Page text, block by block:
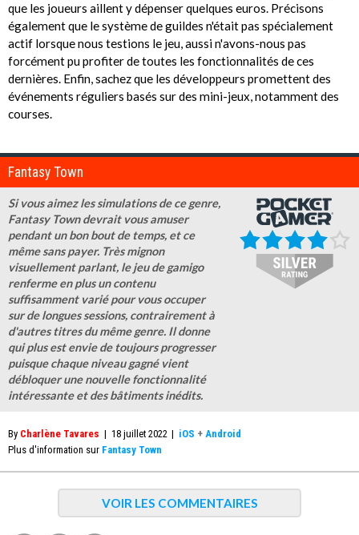
que les joueurs aillent y dépenser quelques euros. Précisons
également que le système de guildes n'était pas spécialement
actif lorsque nous testions le jeu, aussi n'avons-nous pas
forcément pu profiter de toutes les fonctionnalités de ces
dernières. Enfin, sachez que les développeurs promettent des
événements réguliers basés sur des mini-jeux, notamment des
courses.
Fantasy Town
Si vous aimez les simulations de ce genre,
Fantasy Town devrait vous amuser
pendant un bon bout de temps, et ce
même sans payer. Très mignon
visuellement parlant, le jeu de gamigo
renferme en plus un contenu
suffisamment varié pour vous occuper
sur de longues sessions, contrairement à
d'autres titres du même genre. Il donne
qui plus est envie de toujours progresser
puisque chaque niveau gagné vient
débloquer une nouvelle fonctionnalité
intéressante et des bâtiments inédits.
By Charlène Tavares | 18 juillet 2022 | iOS +Android
Plus d'information sur Fantasy Town
VOIR LES COMMENTAIRES